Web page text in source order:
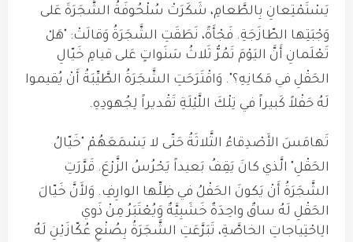
يَسْتَمْتِعانِ بِالطَّعامِ، شَكَرَتْ سُلْحُوفَةُ الشَّجَرَةَ عَلى
وَجْبَتِها الطّازَجَةِ. فَجْأَةً، نَطَقَتِ الشَّجَرَةُ وَقالَتْ: "هَلْ
تَعْلَمانِ أَنَّ اليَوْمَ تَمُرُّ ثَلاثُ سَنَواتٍ عَلى قيامِ خَيّالِ
الحَقْلِ في مَكانِهِ؟". وَاقْتَرَحَتِ الشَّجَرَةُ الطَّيِّبَةُ أَنْ يُقيموا
لَهُ حَفْلاً كَبيراً في تِلْكَ اللَّيْلَةِ تَقْديراً لِجُهودِهِ.
تَهامَسَ الأَصْدِقاءُ الثَّلاثَةُ حَتّى لا يَسْمَعَهُمْ "خَيّالُ
الحَقْلِ" الَّذي كانَ يَقِفُ بَعيداً يَحْرُسُ الزَّرْعَ. قَرَّرَتِ
الشَّجَرَةُ أَنْ يَكونَ الحَفْلُ في ظِلِّها الوارِفِ. وَلأَنَّ خَيّالَ
الحَقْلِ لَهُ ساقٌ واحِدَةٌ خَشَبِيَّةٌ وَيُعْتَبَرُ مِنْ ذَوي
الِاحْتِياجاتِ الخاصَّةِ، تَبَرَّعَتِ الشَّجَرَةُ بِصُنْعِ عُكّازَيْنِ لَهُ